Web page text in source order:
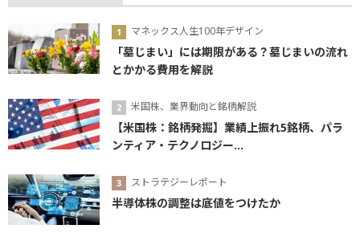
マネックス人生100年デザイン
「墓じまい」には期限がある？墓じまいの流れ
とかかる費用を解説
米国株、業界動向と銘柄解説
【米国株：銘柄発掘】業績上振れ5銘柄、パラ
ンティア・テクノロジー...
ストラテジーレポート
半導体株の調整は底値をつけたか